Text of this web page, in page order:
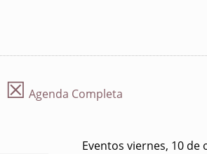
☒ Agenda Completa
Eventos viernes, 10 de